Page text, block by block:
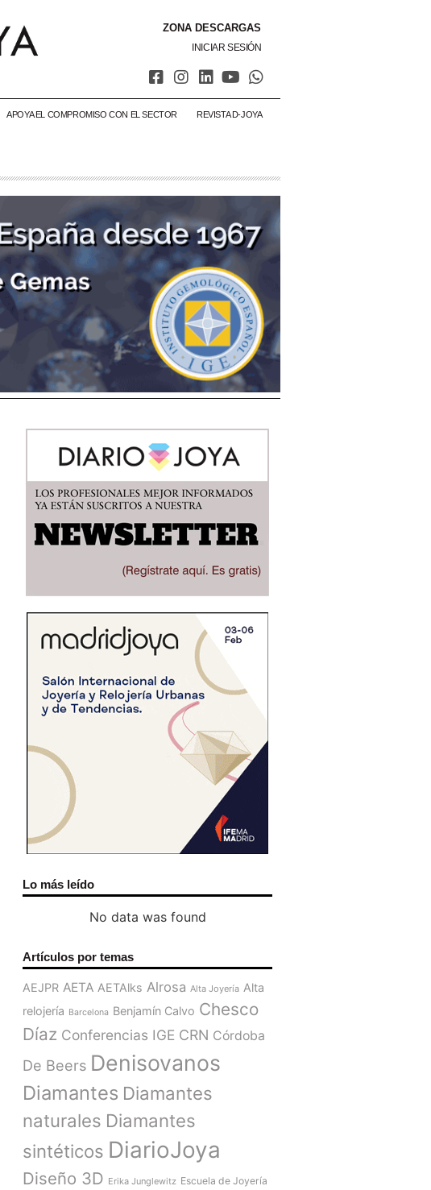
ZONA DESCARGAS
INICIAR SESIÓN
APOYA EL COMPROMISO CON EL SECTOR REVISTA D-JOYA
Lo más leído
No data was found
Artículos por temas
AEJPR AETA AETAlks Alrosa Alta Joyería Alta
relojería Barcelona Benjamín Calvo Chesco
Díaz Conferencias IGE CRN Córdoba
De Beers Denisovanos
Diamantes Diamantes
naturales Diamantes
sintéticos DiarioJoya
Diseño 3D Erika Junglewitz Escuela de Joyería